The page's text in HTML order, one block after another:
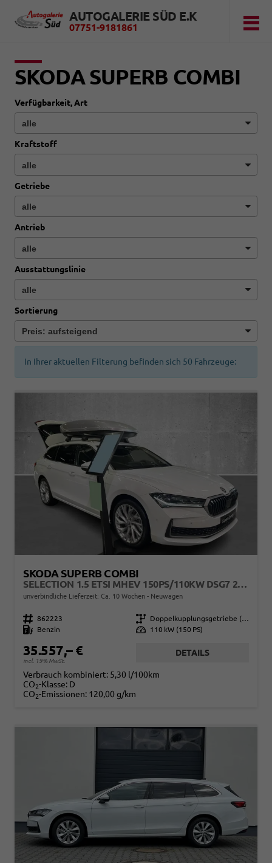
AUTOGALERIE SÜD E.K
07751-9181861
SKODA SUPERB COMBI
Verfügbarkeit, Art
Kraftstoff
Getriebe
Antrieb
Ausstattungslinie
Sortierung
In Ihrer aktuellen Filterung befinden sich 50 Fahrzeuge:
SKODA SUPERB COMBI
SELECTION 1.5 ETSI MHEV 150PS/110KW DSG7 2026
unverbindliche Lieferzeit: Ca. 10 Wochen Neuwagen
Fahrzeugnr. 862223 Getriebe
Doppelkupplungsgetriebe (DSG)
Kraftstoff
Benzin Leistung 110 kW (150 PS)
35.557,– €
incl. 19% MwSt.
DETAILS
Verbrauch kombiniert: 5,30 l/100km
CO2-Klasse: D
CO2-Emissionen: 120,00 g/km